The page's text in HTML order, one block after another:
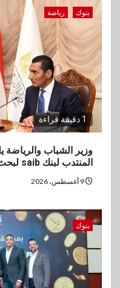
بنوك رياضة
1 دقيقة قراءة
وزير الشباب والرياضة
المنتدب لبنك saib لبحث تعزيز التعاون المشترك
بنوك